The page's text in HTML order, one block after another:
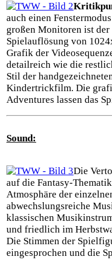
auch einen
großen Monitoren ist
Spielauflösung von
Grafik der
detailreich wie die
Stil der
Kindertrickfilm. Die
Adventures lassen das
Sound:
Die
auf die Fantasy-
Atmosphäre der
abwechslungsreiche
klassischen
und friedlich im
Die Stimmen der
eingesprochen und die